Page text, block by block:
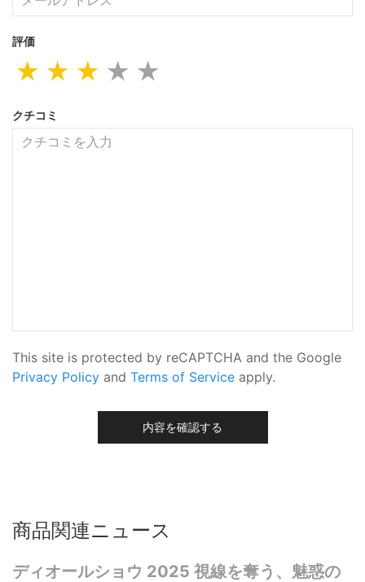
評価
★
★
★
★
★
クチコミ
This site is protected by reCAPTCHA and the Google
Privacy Policy and Terms of Service apply.
内容を確認する
商品関連ニュース
ディオールショウ 2025 視線を奪う、魅惑の